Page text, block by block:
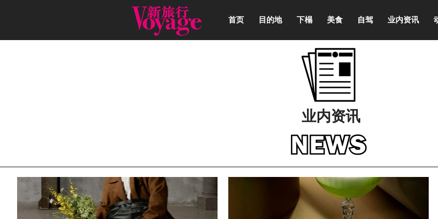
首页 目的地 下榻 美食 自驾 业内资讯
业内资讯